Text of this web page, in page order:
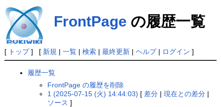
FrontPage の履歴一覧
[ トップ] [ 新規 | 一覧| 検索| 最終更新| ヘルプ| ログイン ]
履歴一覧
FrontPage の履歴を削除
1 (2025-07-15 (火) 14:44:03) [ 差分 |現在との差分 |
ソース ]